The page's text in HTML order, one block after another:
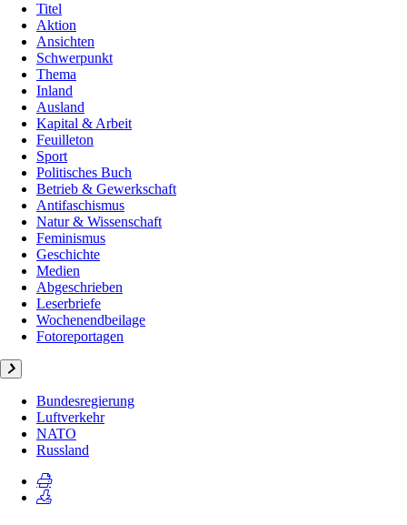
Titel
Aktion
Ansichten
Schwerpunkt
Thema
Inland
Ausland
Kapital & Arbeit
Feuilleton
Sport
Politisches Buch
Betrieb & Gewerkschaft
Antifaschismus
Natur & Wissenschaft
Feminismus
Geschichte
Medien
Abgeschrieben
Leserbriefe
Wochenendbeilage
Fotoreportagen
Bundesregierung
Luftverkehr
NATO
Russland